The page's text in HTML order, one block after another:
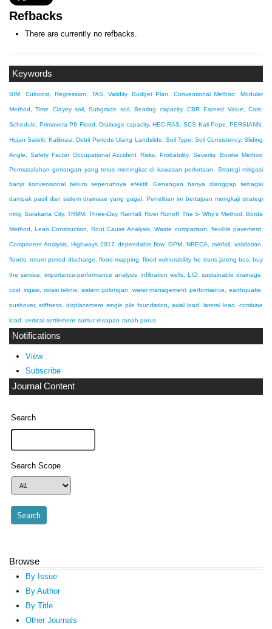
Keywords
BIM, Cubicost, Regression, TAS, Validity Budget Plan, Conventional Method, Modular
Method, Time Clayey soil, Subgrade soil, Bearing capacity, CBR Earned Value, Cost,
Schedule, Primavera P6 Flood, Drainage capacity, HEC-RAS, SCS Kali Pepe, PERSIANN,
Hujan Satelit, Kalibrasi, Debit Periode Ulang Landslide, Soil Type, Soil Consistency, Sliding
Angle, Safety Factor Occupational Accident Risks, Probability, Severity, Bowtie Method
Permasalahan genangan yang terus meningkat di kawasan perkotaan. Strategi mitigasi
banjir konvensional belum sepenuhnya efektif. Genangan hanya dianggap sebagai
dampak pasif dari sistem drainase yang gagal. Penelitian ini bertujuan mengkaji strategi
mitig Surakarta City, TRMM, Three-Day Rainfall, River Runoff The 5- Why’s Method, Borda
Method, Lean Construction, Root Cause Analysis, Waste comparison, flexible pavement,
Component Analysis, Highways 2017 dependable flow, GPM, NRECA, rainfall, validation.
floods, return period discharge, flood mapping, flood vulnerability he trans jateng bus, buy
the service, importance-performance analysis infiltration wells, LID, sustainable drainage,
cost irigasi, rotasi teknis, sistem golongan, water management performance, earthquake,
pushover, stiffness, displacement single pile foundation, axial load, lateral load, combine
load, vertical settlement sumur resapan tanah porus
Notifications
View
Subscribe
Journal Content
Search
Search Scope
Browse
By Issue
By Author
By Title
Other Journals
Refbacks
There are currently no refbacks.